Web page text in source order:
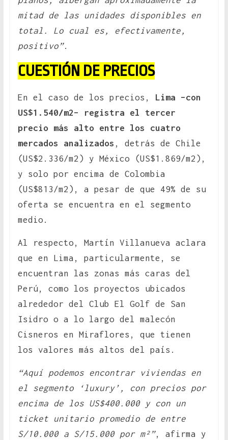
mitad de las unidades disponibles en
total. Lo cual es, efectivamente,
positivo”.
CUESTIÓN DE PRECIOS
En el caso de los precios, Lima –con
US$1.540/m2– registra el tercer
precio más alto entre los cuatro
mercados analizados , detrás de Chile
(US$2.336/m2) y México (US$1.869/m2),
y solo por encima de Colombia
(US$813/m2), a pesar de que 49% de su
oferta se encuentra en el segmento
medio.
Al respecto, Martín Villanueva aclara
que en Lima, particularmente, se
encuentran las zonas más caras del
Perú, como los proyectos ubicados
alrededor del Club El Golf de San
Isidro o a lo largo del malecón
Cisneros en Miraflores, que tienen
los valores más altos del país.
“Aquí podemos encontrar viviendas en
el segmento ‘luxury’, con precios por
encima de los US$400.000 y con un
ticket unitario promedio de entre
S/10.000 a S/15.000 por m²”, afirma y